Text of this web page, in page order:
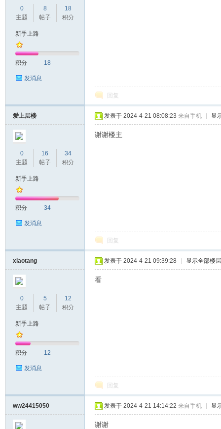
0
主题
8
帖子
18
积分
新手上路
积分 18
发消息
回复
爱上层楼
0
主题
16
帖子
34
积分
新手上路
积分 34
发消息
发表于 2024-4-21 08:08:23 来自手机 显
谢谢楼主
回复
xiaotang
0
主题
5
帖子
12
积分
新手上路
积分 12
发消息
发表于 2024-4-21 09:39:28 显示全部楼层
看
回复
ww24415050 发表于 2024-4-21 14:14:22 来自手机 显
谢谢